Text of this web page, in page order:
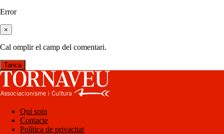
Error
×
Cal omplir el camp del comentari.
Tanca
Qui som
Contacte
Política de privacitat